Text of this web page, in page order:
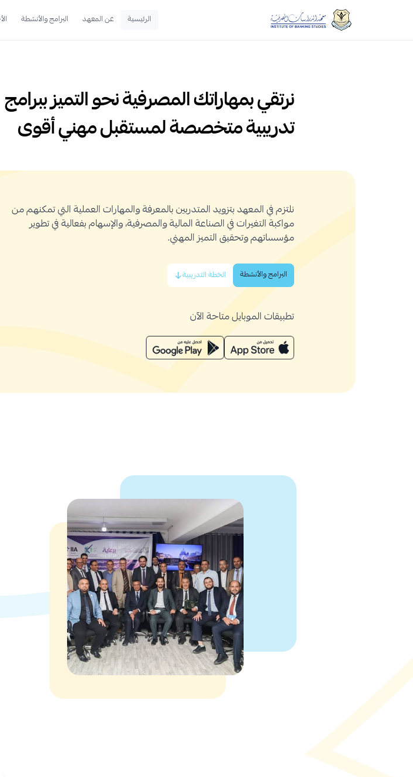
الرئيسية عن المعهد البرامج والأنشطة
نرتقي بمهاراتك المصرفية نحو التميز ببرامج
تدريبية متخصصة لمستقبل مهني أقوى
نلتزم في المعهد بتزويد المتدربين بالمعرفة والمهارات العملية التي تمكنهم من
مواكبة التغيرات في الصناعة المالية والمصرفية، والإسهام بفعالية في تطوير
مؤسساتهم وتحقيق التميز المهني.
البرامج والأنشطة الخطة التدريبية
تطبيقات الموبايل متاحة الآن